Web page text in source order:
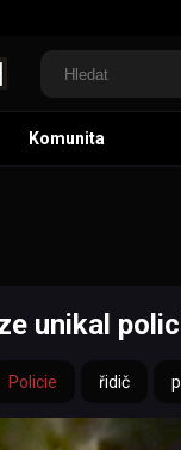
Komunita
unikal
Policie řidič